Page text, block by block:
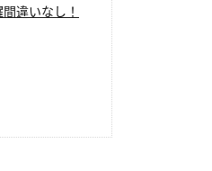
違いなし！